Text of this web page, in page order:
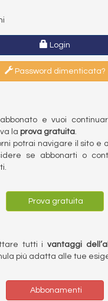
Login
Password dimenticata?
e vuoi
la prova gratuita.
potrai navigare il sito e
se abbonarti o
Prova gratuita
tutti ivantaggi
più adatta alle tue
Abbonamenti